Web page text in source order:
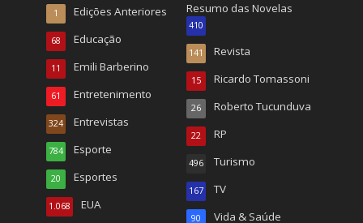
Edições Anteriores
1
Educação
68
Emili Barberino
11
Entretenimento
61
Entrevistas
324
Esporte
784
Esportes
20
EUA
1.068
Resumo das Novelas
410
Revista
141
Ricardo Tomassoni
15
Roberto Tucunduva
26
RP
22
Turismo
496
TV
167
Vida & Saúde
90